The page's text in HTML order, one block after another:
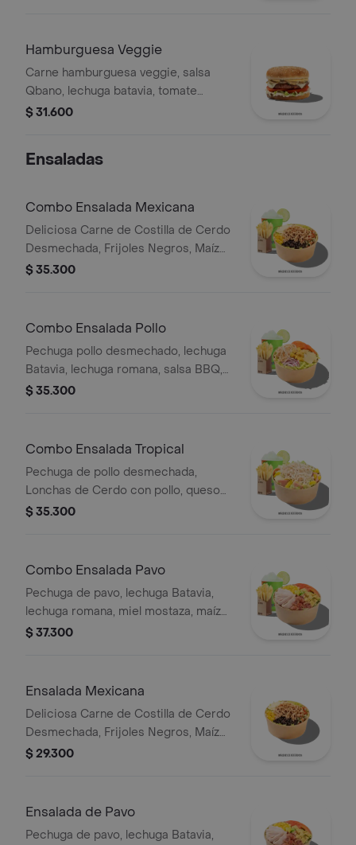
Hamburguesa Veggie
Carne hamburguesa veggie, salsa
Qbano, lechuga batavia, tomate
chonto, queso mozzarella, champiñón
$ 31.600
Ensaladas
Combo Ensalada Mexicana
Deliciosa Carne de Costilla de Cerdo
Desmechada, Frijoles Negros, Maíz
tierno, Queso mozzarella, Guacamole,
$ 35.300
Combo Ensalada Pollo
Pechuga pollo desmechado, lechuga
Batavia, lechuga romana, salsa BBQ,
tomate chonto, queso mozzarella,
$ 35.300
Combo Ensalada Tropical
Pechuga de pollo desmechada,
Lonchas de Cerdo con pollo, queso
amarillo, piña calada, lechuga batavia y
$ 35.300
Combo Ensalada Pavo
Pechuga de pavo, lechuga Batavia,
lechuga romana, miel mostaza, maíz
tierno, tomate chonto, croutones y
$ 37.300
Ensalada Mexicana
Deliciosa Carne de Costilla de Cerdo
Desmechada, Frijoles Negros, Maíz
tierno, Queso mozzarella, Guacamole,
$ 29.300
Ensalada de Pavo
Pechuga de pavo, lechuga Batavia,